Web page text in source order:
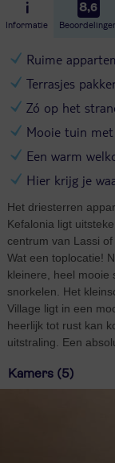
Informatie
8,6
Ruime
Terrasjes
Zó op het
Mooie tuin
Een warm
Hier krijg je
Het driesterren
Kefalonia ligt
centrum van Lassi
Wat een toplocatie!
kleinere, heel mooie
snorkelen. Het
Village ligt in een
heerlijk tot rust kan
uitstraling. Een
Kamers (5)